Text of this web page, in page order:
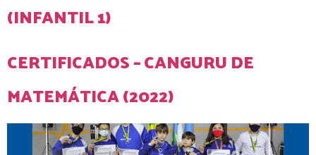
(INFANTIL 1)
CERTIFICADOS – CANGURU DE
MATEMÁTICA (2022)